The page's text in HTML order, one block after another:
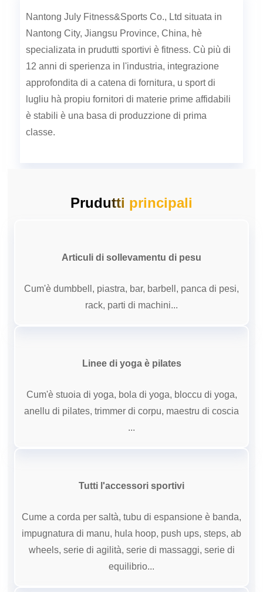
Nantong July Fitness&Sports Co., Ltd situata in
Nantong City, Jiangsu Province, China, hè
specializata in prudutti sportivi è fitness. Cù più di
12 anni di sperienza in l'industria, integrazione
approfondita di a catena di fornitura, u sport di
lugliu hà propiu fornitori di materie prime affidabili
è stabili è una basa di produzzione di prima
classe.
Prudutti principali
Articuli di sollevamentu di pesu
Cum'è dumbbell, piastra, bar, barbell, panca di pesi,
rack, parti di machini...
Linee di yoga è pilates
Cum'è stuoia di yoga, bola di yoga, bloccu di yoga,
anellu di pilates, trimmer di corpu, maestru di coscia
...
Tutti l'accessori sportivi
Cume a corda per saltà, tubu di espansione è banda,
impugnatura di manu, hula hoop, push ups, steps, ab
wheels, serie di agilità, serie di massaggi, serie di
equilibrio...